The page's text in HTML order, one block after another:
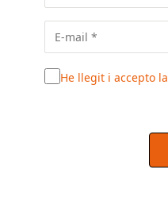
He llegit i accepto la